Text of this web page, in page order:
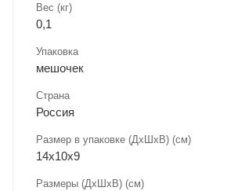
Вес (кг)
0,1
Упаковка
мешочек
Страна
Россия
Размер в упаковке (ДхШxВ) (см)
14х10х9
Размеры (ДxШxВ) (см)